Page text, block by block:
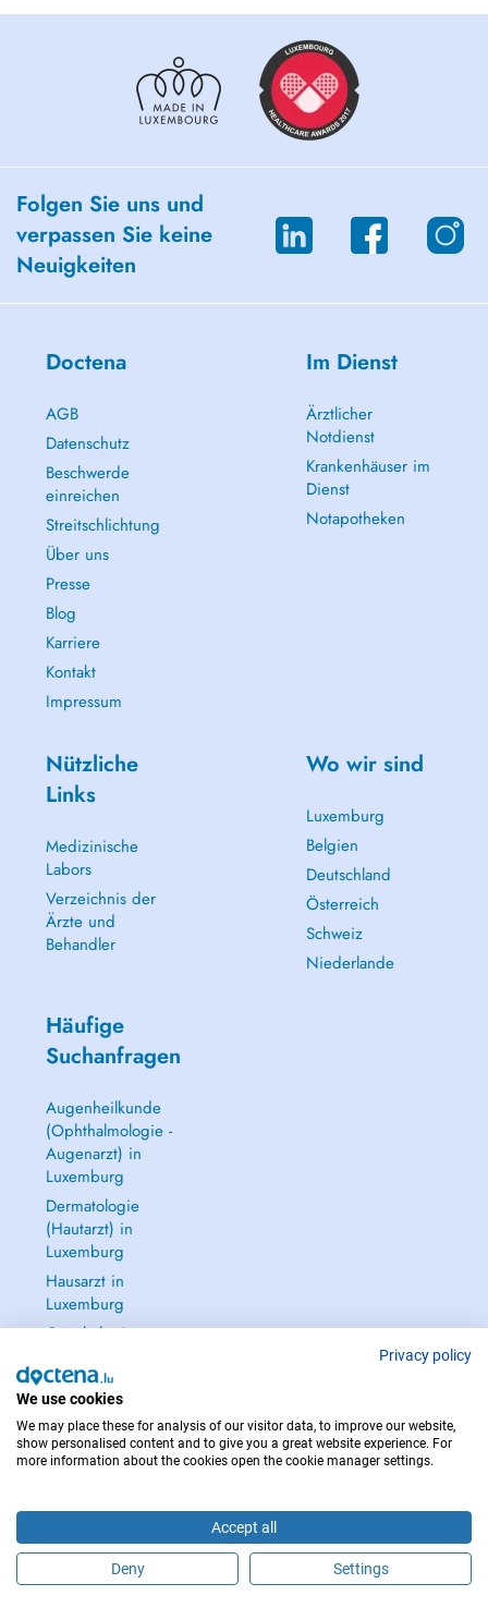
Folgen Sie uns und
verpassen Sie keine
Neuigkeiten
Doctena
AGB
Datenschutz
Beschwerde
einreichen
Streitschlichtung
Über uns
Presse
Blog
Karriere
Kontakt
Impressum
Im Dienst
Ärztlicher
Notdienst
Krankenhäuser im
Dienst
Notapotheken
Nützliche
Links
Medizinische
Labors
Verzeichnis der
Ärzte und
Behandler
Wo wir sind
Luxemburg
Belgien
Deutschland
Österreich
Schweiz
Niederlande
Häufige
Suchanfragen
Augenheilkunde
(Ophthalmologie -
Augenarzt) in
Luxemburg
Dermatologie
(Hautarzt) in
Luxemburg
Hausarzt in
Luxemburg
Gynäkologie
Frauenheilkunde)
in Luxemburg
Alle anzeigen →
IM NOTFALL WENDEN SIE SICH AN : 112
Copyright © 2026 - DOCTENA S.A. 42, Rue de la Vallée, L-2661 Luxembourg
Privacy policy
We use cookies
We may place these for analysis of our visitor data, to improve our website,
show personalised content and to give you a great website experience. For
more information about the cookies open the cookie manager settings.
Accept all
Deny Settings